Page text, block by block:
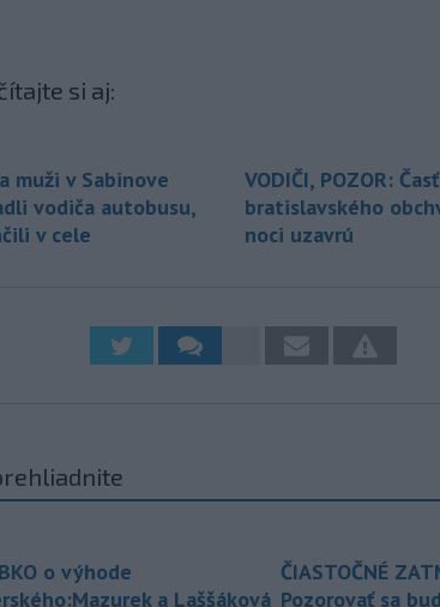
si aj:
muži v Sabinove
vodiča autobusu,
v cele
VODIČI, POZOR: Časť
bratislavského
noci uzavrú
o výhode
a Laššáková
ČIASTOČNÉ
Pozorovať sa